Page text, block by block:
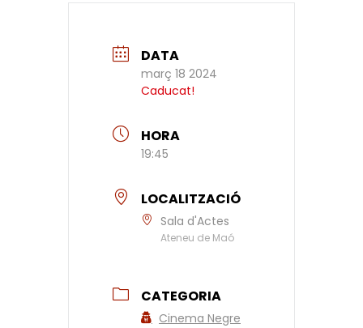
DATA
març 18 2024
Caducat!
HORA
19:45
LOCALITZACIÓ
Sala d'Actes
Ateneu de Maó
CATEGORIA
Cinema Negre